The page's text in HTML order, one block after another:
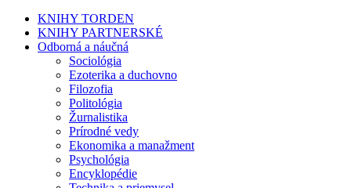
KNIHY TORDEN
KNIHY PARTNERSKÉ
Odborná a náučná
Sociológia
Ezoterika a duchovno
Filozofia
Politológia
Žurnalistika
Prírodné vedy
Ekonomika a manažment
Psychológia
Encyklopédie